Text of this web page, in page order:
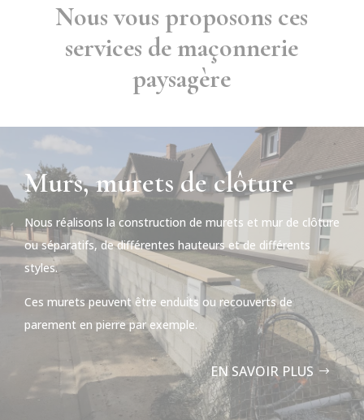
Nous vous proposons ces
services de maçonnerie
paysagère
Murs, murets de clôture
Nous réalisons la construction de murets et mur de clôture
ou séparatifs, de différentes hauteurs et de différents
styles.
Ces murets peuvent être enduits ou recouverts de
parement en pierre par exemple.
EN SAVOIR PLUS